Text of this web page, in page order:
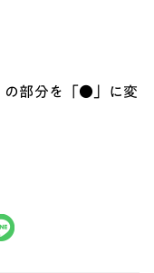
の部分を「●」に変